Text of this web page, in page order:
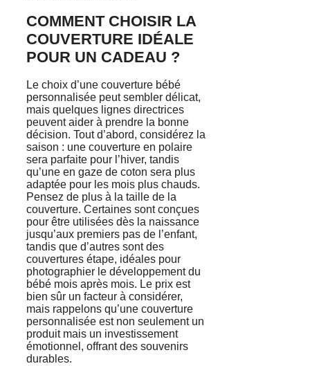
COMMENT CHOISIR LA
COUVERTURE IDÉALE
POUR UN CADEAU ?
Le choix d’une couverture bébé
personnalisée peut sembler délicat,
mais quelques lignes directrices
peuvent aider à prendre la bonne
décision. Tout d’abord, considérez la
saison : une couverture en polaire
sera parfaite pour l’hiver, tandis
qu’une en gaze de coton sera plus
adaptée pour les mois plus chauds.
Pensez de plus à la taille de la
couverture. Certaines sont conçues
pour être utilisées dès la naissance
jusqu’aux premiers pas de l’enfant,
tandis que d’autres sont des
couvertures étape, idéales pour
photographier le développement du
bébé mois après mois. Le prix est
bien sûr un facteur à considérer,
mais rappelons qu’une couverture
personnalisée est non seulement un
produit mais un investissement
émotionnel, offrant des souvenirs
durables.